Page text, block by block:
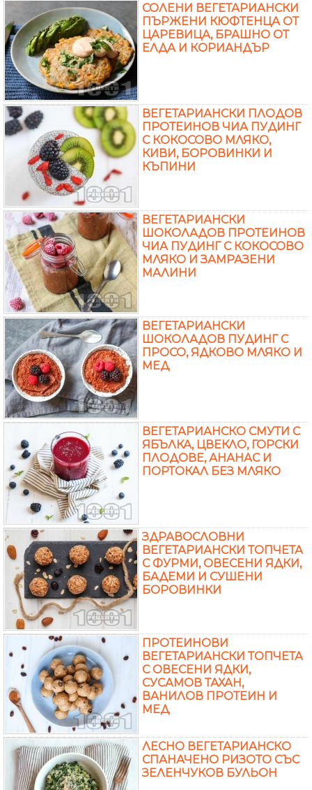
СОЛЕНИ ВЕГЕТАРИАНСКИ
ПЪРЖЕНИ КЮФТЕНЦА ОТ
ЦАРЕВИЦА, БРАШНО ОТ
ЕЛДА И КОРИАНДЪР
ВЕГЕТАРИАНСКИ ПЛОДОВ
ПРОТЕИНОВ ЧИА ПУДИНГ
С КОКОСОВО МЛЯКО,
КИВИ, БОРОВИНКИ И
КЪПИНИ
ВЕГЕТАРИАНСКИ
ШОКОЛАДОВ ПРОТЕИНОВ
ЧИА ПУДИНГ С КОКОСОВО
МЛЯКО И ЗАМРАЗЕНИ
МАЛИНИ
ВЕГЕТАРИАНСКИ
ШОКОЛАДОВ ПУДИНГ С
ПРОСО, ЯДКОВО МЛЯКО И
МЕД
ВЕГЕТАРИАНСКО СМУТИ С
ЯБЪЛКА, ЦВЕКЛО, ГОРСКИ
ПЛОДОВЕ, АНАНАС И
ПОРТОКАЛ БЕЗ МЛЯКО
ЗДРАВОСЛОВНИ
ВЕГЕТАРИАНСКИ ТОПЧЕТА
С ФУРМИ, ОВЕСЕНИ ЯДКИ,
БАДЕМИ И СУШЕНИ
БОРОВИНКИ
ПРОТЕИНОВИ
ВЕГЕТАРИАНСКИ ТОПЧЕТА
С ОВЕСЕНИ ЯДКИ,
СУСАМОВ ТАХАН,
ВАНИЛОВ ПРОТЕИН И
МЕД
ЛЕСНО ВЕГЕТАРИАНСКО
СПАНАЧЕНО РИЗОТО СЪС
ЗЕЛЕНЧУКОВ БУЛЬОН